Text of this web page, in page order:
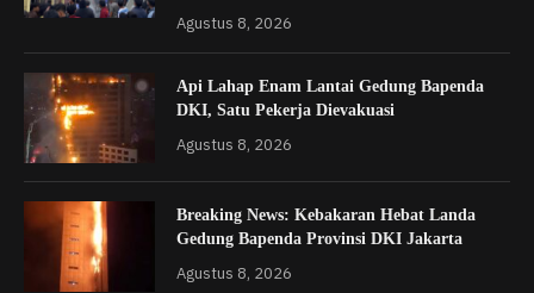
Agustus 8, 2026
Api Lahap Enam Lantai Gedung Bapenda
DKI, Satu Pekerja Dievakuasi
Agustus 8, 2026
Breaking News: Kebakaran Hebat Landa
Gedung Bapenda Provinsi DKI Jakarta
Agustus 8, 2026